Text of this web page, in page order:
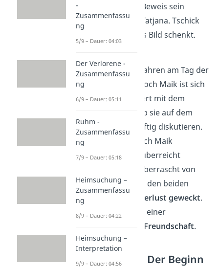
und zeigt ihm als Beweis sein
gemaltes Bild für Tatjana. Tschick
will, dass er ihr das Bild schenkt.
Die beiden Jungs fahren am Tag der
Feier zu Tatjana. Doch Maik ist sich
unsicher und hadert mit dem
Vorhaben, weshalb sie auf dem
Weg zu Tatjana heftig diskutieren.
Schließlich kann sich Maik
durchringen und überreicht
Tatjana das Bild. Überrascht von
ihremMut, wird in den beiden
Jungs die
Abenteuerlust geweckt.
Das ist der Anfang einer
unzertrennlichen Freundschaft.
Kapitel 18-28: Der Beginn
-
Zusammenfassu
ng
5/9 – Dauer: 04:03
Der Verlorene -
Zusammenfassu
ng
6/9 – Dauer: 05:11
Ruhm -
Zusammenfassu
ng
7/9 – Dauer: 05:18
Heimsuchung –
Zusammenfassu
ng
8/9 – Dauer: 04:22
Heimsuchung –
Interpretation
9/9 – Dauer: 04:56